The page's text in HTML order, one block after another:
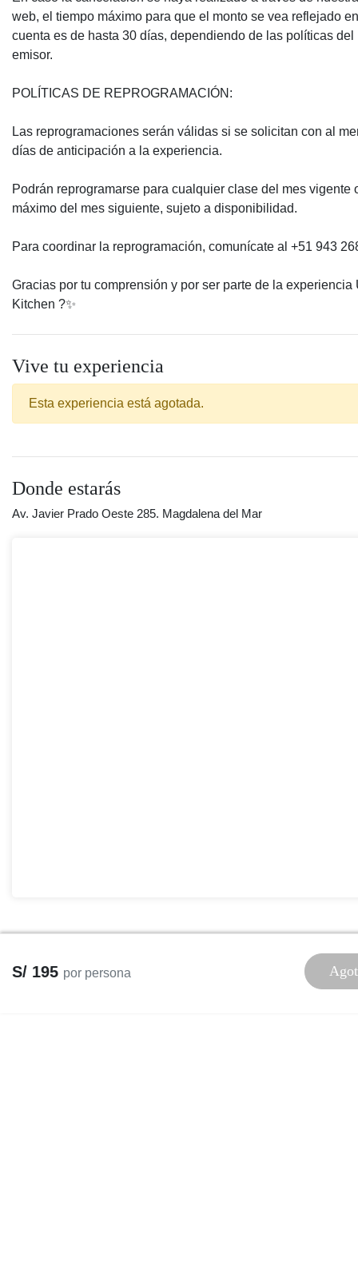
web, el tiempo máximo para que el monto se vea reflejado
cuenta es de hasta 30 días, dependiendo de las políticas del
emisor.
POLÍTICAS DE REPROGRAMACIÓN:
Las reprogramaciones serán válidas si se solicitan con al
días de anticipación a la experiencia.
Podrán reprogramarse para cualquier clase del mes vigente
máximo del mes siguiente, sujeto a disponibilidad.
Para coordinar la reprogramación, comunícate al +51 943
Gracias por tu comprensión y por ser parte de la experiencia
Kitchen ?️✨
Vive tu experiencia
Esta experiencia está agotada.
Donde estarás
Av. Javier Prado Oeste 285. Magdalena del Mar
S/ 195 por persona